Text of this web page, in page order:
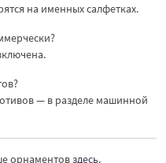
на именных салфетках.
— в разделе машинной
орнаментовздесь.